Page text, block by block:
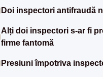
Doi inspectori antifraudă
Alți doi inspectori s-ar fi
firme fantomă
Presiuni împotriva